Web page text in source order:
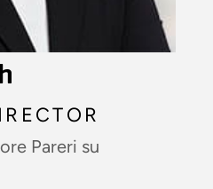
Pareri su